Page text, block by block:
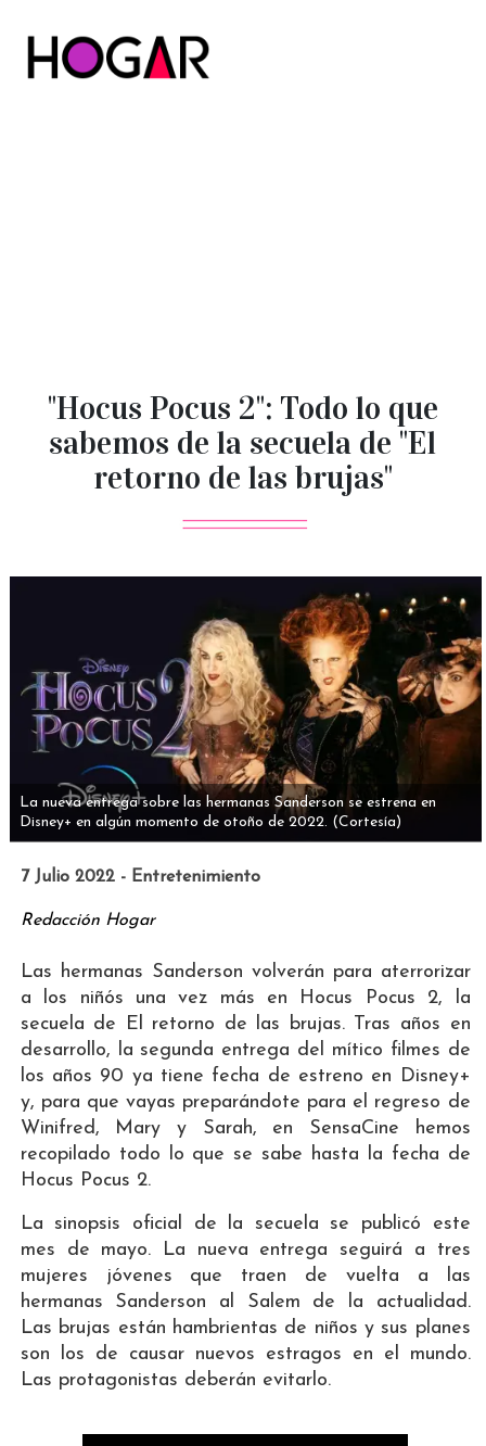
"Hocus Pocus 2": Todo lo que
sabemos de la secuela de "El
retorno de las brujas"
La nueva entrega sobre las hermanas Sanderson se estrena en
Disney+ en algún momento de otoño de 2022. (Cortesía)
7 Julio 2022 - Entretenimiento
Redacción Hogar
Las hermanas Sanderson volverán para aterrorizar
a los niñós una vez más en Hocus Pocus 2, la
secuela de El retorno de las brujas. Tras años en
desarrollo, la segunda entrega del mítico filmes de
los años 90 ya tiene fecha de estreno en Disney+
y, para que vayas preparándote para el regreso de
Winifred, Mary y Sarah, en SensaCine hemos
recopilado todo lo que se sabe hasta la fecha de
Hocus Pocus 2.
La sinopsis oficial de la secuela se publicó este
mes de mayo. La nueva entrega seguirá a tres
mujeres jóvenes que traen de vuelta a las
hermanas Sanderson al Salem de la actualidad.
Las brujas están hambrientas de niños y sus planes
son los de causar nuevos estragos en el mundo.
Las protagonistas deberán evitarlo.